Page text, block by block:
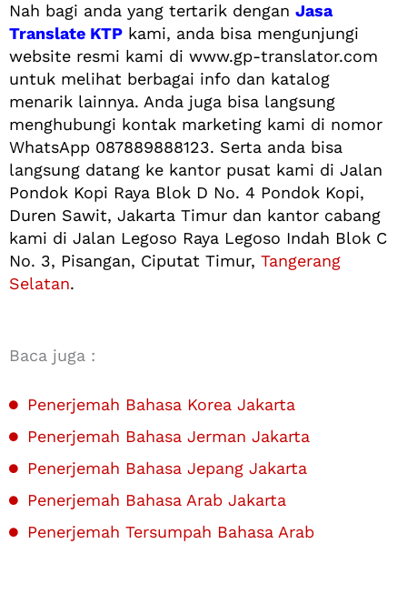
Nah bagi anda yang tertarik dengan Jasa
Translate KTP kami, anda bisa mengunjungi
website resmi kami di www.gp-translator.com
untuk melihat berbagai info dan katalog
menarik lainnya. Anda juga bisa langsung
menghubungi kontak marketing kami di nomor
WhatsApp 087889888123. Serta anda bisa
langsung datang ke kantor pusat kami di Jalan
Pondok Kopi Raya Blok D No. 4 Pondok Kopi,
Duren Sawit, Jakarta Timur dan kantor cabang
kami di Jalan Legoso Raya Legoso Indah Blok C
No. 3, Pisangan, Ciputat Timur, Tangerang
Selatan.
Baca juga :
Penerjemah Bahasa Korea Jakarta
Penerjemah Bahasa Jerman Jakarta
Penerjemah Bahasa Jepang Jakarta
Penerjemah Bahasa Arab Jakarta
Penerjemah Tersumpah Bahasa Arab